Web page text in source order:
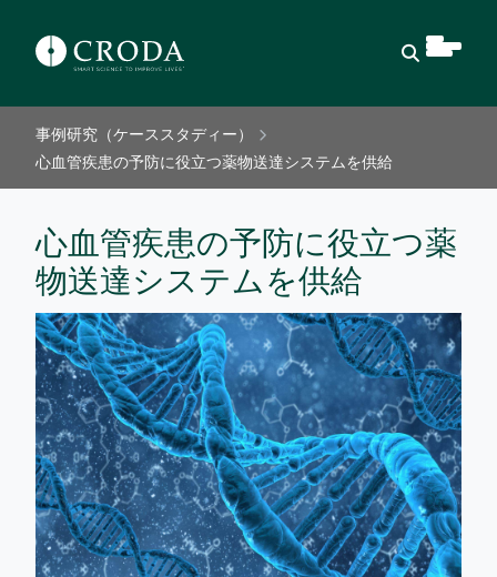
事例研究（ケーススタディー）
心血管疾患の予防に役立つ薬物送達システムを供給
心血管疾患の予防に役立つ薬
物送達システムを供給